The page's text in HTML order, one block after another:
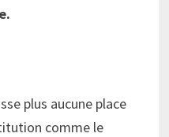
plus aucune place
comme le